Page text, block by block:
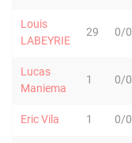
Louis
LABEYRIE
29 0/0
Lucas
Maniema
1 0/0
Eric Vila 1 0/0